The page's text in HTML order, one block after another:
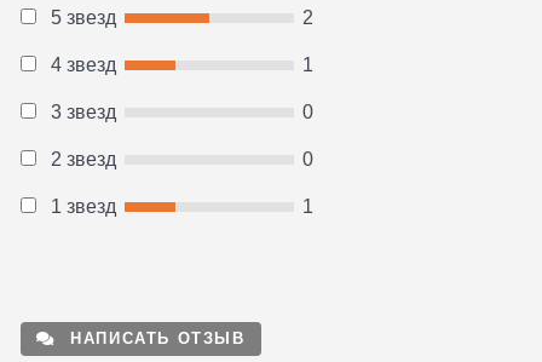
5 звезд 2
4 звезд 1
3 звезд 0
2 звезд 0
1 звезд 1
НАПИСАТЬ ОТЗЫВ